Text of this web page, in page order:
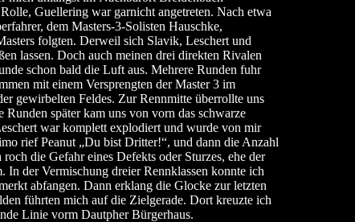
Guellering war garnicht angetreten. Nach etwa
dem Masters-3-Solisten Hauschke,
folgten. Derweil sich Slavik, Leschert und
lassen. Doch auch meinen drei direkten Rivalen
schon bald die Luft aus. Mehrere Runden fuhr
mit einem Versprengten der Master 3 im
gewirbelten Feldes. Zur Rennmitte überrollte uns
später kam uns von vorn das schwarze
war komplett explodiert und wurde von mir
rief Peanut „Du bist Dritter!“, und dann die Anzahl
die Gefahr eines Defekts oder Sturzes, ehe der
In der Vermischung dreier Rennklassen konnte ich
abfangen. Dann erklang die Glocke zur letzten
führten mich auf die Zielgerade. Dort kreuzte ich
Linie vorm Dautpher Bürgerhaus.